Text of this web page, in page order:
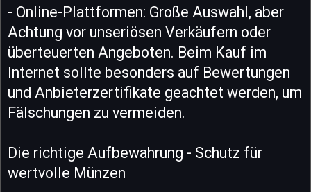
- Online-Plattformen: Große Auswahl, aber
Achtung vor unseriösen Verkäufern oder
überteuerten Angeboten. Beim Kauf im
Internet sollte besonders auf Bewertungen
und Anbieterzertifikate geachtet werden, um
Fälschungen zu vermeiden.
Die richtige Aufbewahrung - Schutz für
wertvolle Münzen